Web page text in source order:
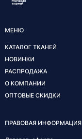
МЕНЮ
КАТАЛОГ ТКАНЕЙ
НОВИНКИ
РАСПРОДАЖА
О КОМПАНИИ
ОПТОВЫЕ СКИДКИ
ПРАВОВАЯ ИНФОРМАЦИЯ